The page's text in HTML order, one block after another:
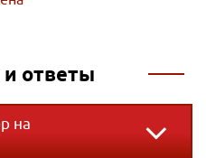
ответы
на